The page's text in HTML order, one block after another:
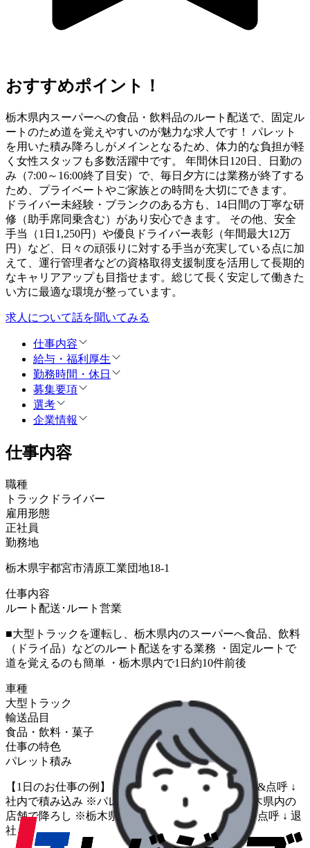
おすすめポイント！
栃木県内スーパーへの食品・飲料品のルート配送で、固定ル
ートのため道を覚えやすいのが魅力な求人です！ パレット
を用いた積み降ろしがメインとなるため、体力的な負担が軽
く女性スタッフも多数活躍中です。 年間休日120日、日勤の
み（7:00～16:00終了目安）で、毎日夕方には業務が終了する
ため、プライベートやご家族との時間を大切にできます。
ドライバー未経験・ブランクのある方も、14日間の丁寧な研
修（助手席同乗含む）があり安心できます。 その他、安全
手当（1日1,250円）や優良ドライバー表彰（年間最大12万
円）など、日々の頑張りに対する手当が充実している点に加
えて、運行管理者などの資格取得支援制度を活用して長期的
なキャリアアップも目指せます。総じて長く安定して働きた
い方に最適な環境が整っています。
求人について話を聞いてみる
仕事内容
給与・福利厚生
勤務時間・休日
募集要項
選考
企業情報
仕事内容
職種
トラックドライバー
雇用形態
正社員
勤務地
栃木県宇都宮市清原工業団地18-1
仕事内容
ルート配送･ルート営業
■大型トラックを運転し、栃木県内のスーパーへ食品、飲料
（ドライ品）などのルート配送をする業務 ・固定ルートで
道を覚えるのも簡単 ・栃木県内で1日約10件前後
車種
大型トラック
輸送品目
食品・飲料・菓子
仕事の特色
パレット積み
【1日のお仕事の例】 6時～8時の間で営業所に出勤&点呼 ↓
社内で積み込み ※パレット積み込みがメイン ↓ 栃木県内の
店舗で降ろし ※栃木県内：1日約10件前後 ↓ 帰社・点呼 ↓ 退
社